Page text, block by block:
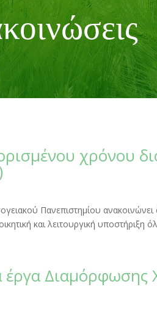
χρόνου
Πανεπιστημίου
και λειτουργική υποστήριξη
Διαμόρφωσης